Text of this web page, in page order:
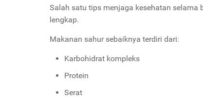
Salah satu tips menjaga kesehatan
lengkap.
Makanan sahur sebaiknya terdiri dari:
Karbohidrat kompleks
Protein
Serat